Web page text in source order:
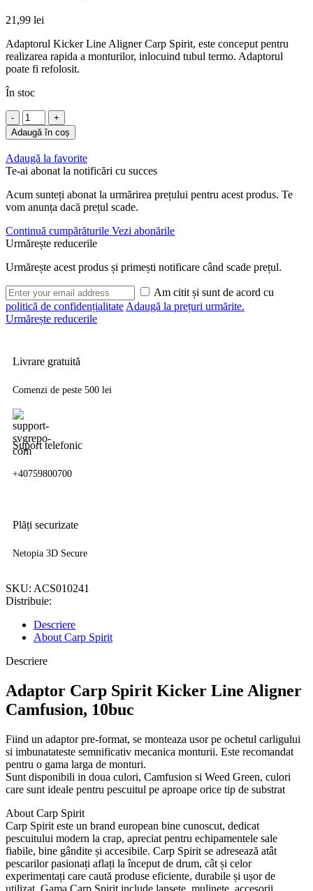
21,99 lei
Adaptorul Kicker Line Aligner Carp Spirit, este conceput pentru
realizarea rapida a monturilor, inlocuind tubul termo. Adaptorul
poate fi refolosit.
În stoc
Cantitate
Adaptor
Carp
Spirit
Kicker
Line
Aligner
Camfusion,
Adaugă în coș
Adaugă la favorite
Te-ai abonat la notificări cu succes
Acum sunteți abonat la urmărirea prețului pentru acest produs. Te
vom anunța dacă prețul scade.
Continuă cumpărăturile Vezi abonările
Urmărește reducerile
Urmărește acest produs și primești notificare când scade prețul.
Am citit și sunt de acord cu
politică de confidențialitate Adaugă la prețuri urmărite.
Urmărește reducerile
Livrare gratuită
Comenzi de peste 500 lei
Suport telefonic
+40759800700
Plăți securizate
Netopia 3D Secure
SKU: ACS010241
Distribuie:
Descriere
About Carp Spirit
Descriere
Adaptor Carp Spirit Kicker Line Aligner
Camfusion, 10buc
Fiind un adaptor pre-format, se monteaza usor pe ochetul carligului
si imbunatateste semnificativ mecanica monturii. Este recomandat
pentru o gama larga de monturi.
Sunt disponibili in doua culori, Camfusion si Weed Green, culori
care sunt ideale pentru pescuitul pe aproape orice tip de substrat
About Carp Spirit
Carp Spirit este un brand european bine cunoscut, dedicat
pescuitului modern la crap, apreciat pentru echipamentele sale
fiabile, bine gândite și accesibile. Carp Spirit se adresează atât
pescarilor pasionați aflați la început de drum, cât și celor
experimentați care caută produse eficiente, durabile și ușor de
utilizat. Gama Carp Spirit include lansete, mulinete, accesorii